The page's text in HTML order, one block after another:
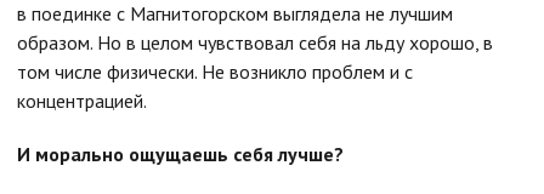
в поединке с Магнитогорском выглядела не лучшим
образом. Но в целом чувствовал себя на льду хорошо, в
том числе физически. Не возникло проблем и с
концентрацией.
И морально ощущаешь себя лучше?